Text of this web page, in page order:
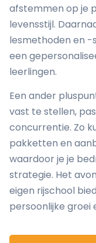
afstemmen op je
levensstijl.
lesmethoden en -
een
leerlingen.
Een ander
vast te stellen,
concurrentie. Zo
pakketten en
waardoor je je
strategie. Het
eigen rijschool
persoonlijke groei